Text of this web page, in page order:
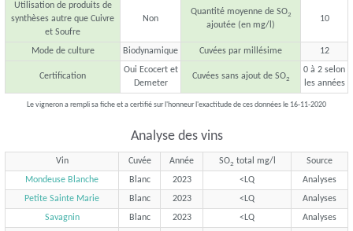
Utilisation de produits de
synthèses autre que Cuivre
et Soufre
Non
Quantité moyenne de SO2
ajoutée (en mg/l)
10
Mode de culture Biodynamique Cuvées par millésime 12
Certification
Oui Ecocert et
Demeter
Cuvées sans ajout de SO2
0 à 2 selon
les années
Le vigneron a rempli sa fiche et a certifié sur l'honneur l'exactitude de ces données le 16-11-2020
Analyse des vins
Vin Cuvée Année SO2 total mg/l
Source
Mondeuse Blanche
Blanc 2023 <LQ
Analyses
Petite Sainte Marie
Blanc 2023 <LQ
Analyses
Savagnin
Blanc 2023 <LQ
Analyses